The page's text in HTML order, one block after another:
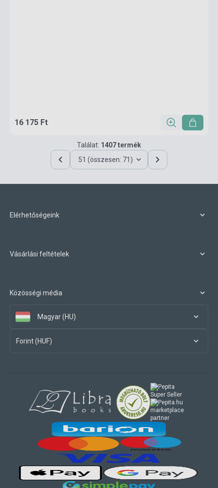
16 175 Ft
Találat: 1407 termék
51 (összesen: 71)
Elérhetőségeink
Vásárlási feltételek
Közösségi média
Magyar (HU)
Forint (HUF)
marketplace
partner